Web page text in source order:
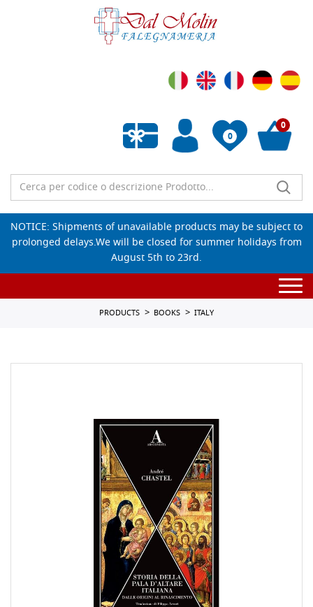
0
Empty wishlist
0
NOTICE: Shipments of unavailable products may be subject to
prolonged delays.We will be closed for summer holidays from
August 5th to 23rd.
PRODUCTS BOOKS ITALY